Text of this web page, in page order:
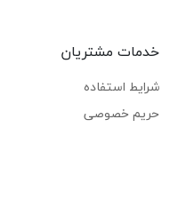
خدمات مشتریان
شرایط استفاده
حریم خصوصی